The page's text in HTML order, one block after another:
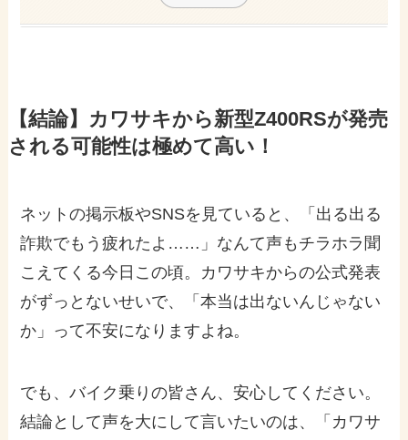
【結論】カワサキから新型Z400RSが発売
される可能性は極めて高い！
ネットの掲示板やSNSを見ていると、「出る出る
詐欺でもう疲れたよ……」なんて声もチラホラ聞
こえてくる今日この頃。カワサキからの公式発表
がずっとないせいで、「本当は出ないんじゃない
か」って不安になりますよね。
でも、バイク乗りの皆さん、安心してください。
結論として声を大にして言いたいのは、「カワサ